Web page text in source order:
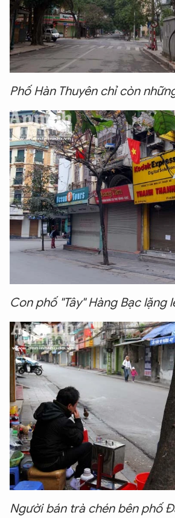
Phố Hàn Thuyên chỉ còn
Con phố "Tây" Hàng Bạc lặng
Người bán trà chén bên phố
XIN CHÀO,
TÔI LÀ CHATBOT
Hãy hỏi tôi bất kỳ điều gì bạn
An Ninh Thủ Đô nhé. Tôi sẵn